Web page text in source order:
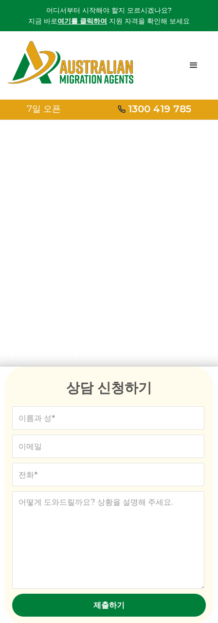
어디서부터 시작해야 할지 모르시겠나요?
지금 바로여기를 클릭하여 지원 자격을 확인해 보세요
7일 오픈 1300 419 785
상담 신청하기